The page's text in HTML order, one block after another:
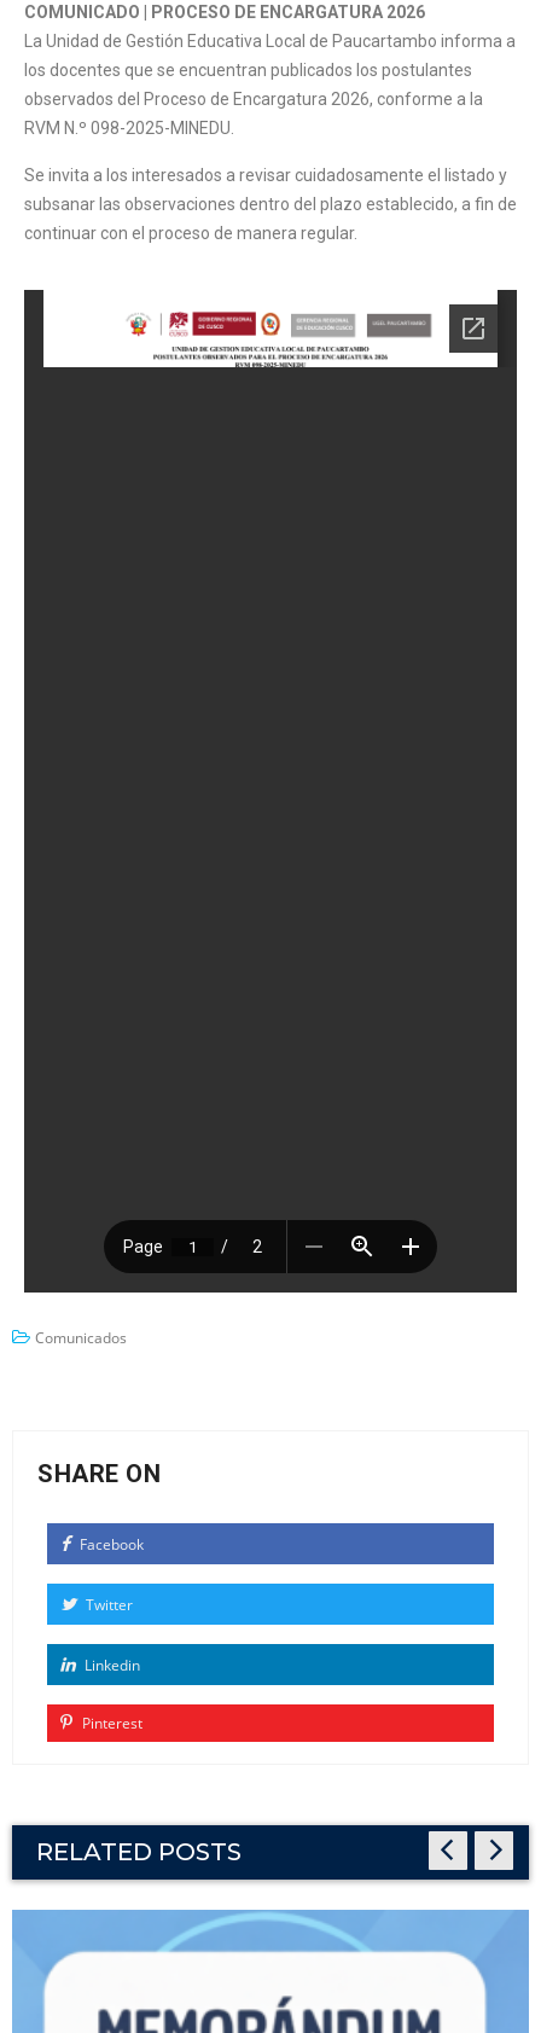
COMUNICADO | PROCESO DE ENCARGATURA 2026
La Unidad de Gestión Educativa Local de Paucartambo informa a
los docentes que se encuentran publicados los postulantes
observados del Proceso de Encargatura 2026, conforme a la
RVM N.º 098-2025-MINEDU.
Se invita a los interesados a revisar cuidadosamente el listado y
subsanar las observaciones dentro del plazo establecido, a fin de
continuar con el proceso de manera regular.
Comunicados
SHARE ON
Facebook
Twitter
Linkedin
Pinterest
RELATED POSTS